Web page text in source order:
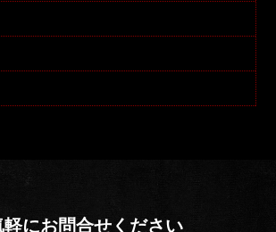
軽にお問合せください